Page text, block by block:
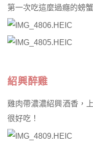
第一次吃這麼過癮的螃蟹
紹興醉雞
雞肉帶濃濃紹興酒香，
很好吃！